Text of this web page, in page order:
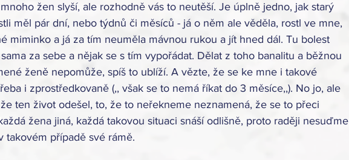
žen slyší, ale rozhodně vás to neutěší. Je úplně jedno, jak starý
měl pár dní, nebo týdnů či měsíců - já o něm ale věděla, rostl ve mne,
miminko a já za tím neuměla mávnou rukou a jít hned dál. Tu bolest
za sebe a nějak se s tím vypořádat. Dělat z toho banalitu a běžnou
ženě nepomůže, spíš to ublíží. A vězte, že se ke mne i takové
i zprostředkovaně (,, však se to nemá říkat do 3 měsíce,,). No jo, ale
ten život odešel, to, že to neřekneme neznamená, že se to přeci
žena jiná, každá takovou situaci snáší odlišně, proto raději nesuďme
takovém případě své rámě.